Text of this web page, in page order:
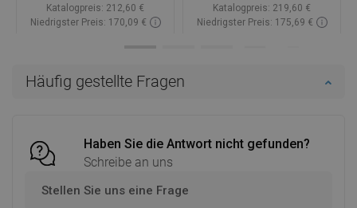
Häufig gestellte Fragen
Haben Sie die Antwort nicht gefunden?
Schreibe an uns
Stellen Sie uns eine Frage
Katalogpreis: 212,60 €
Niedrigster Preis: 170,09 €
Katalogpreis: 219,60 €
Niedrigster Preis: 175,69 €